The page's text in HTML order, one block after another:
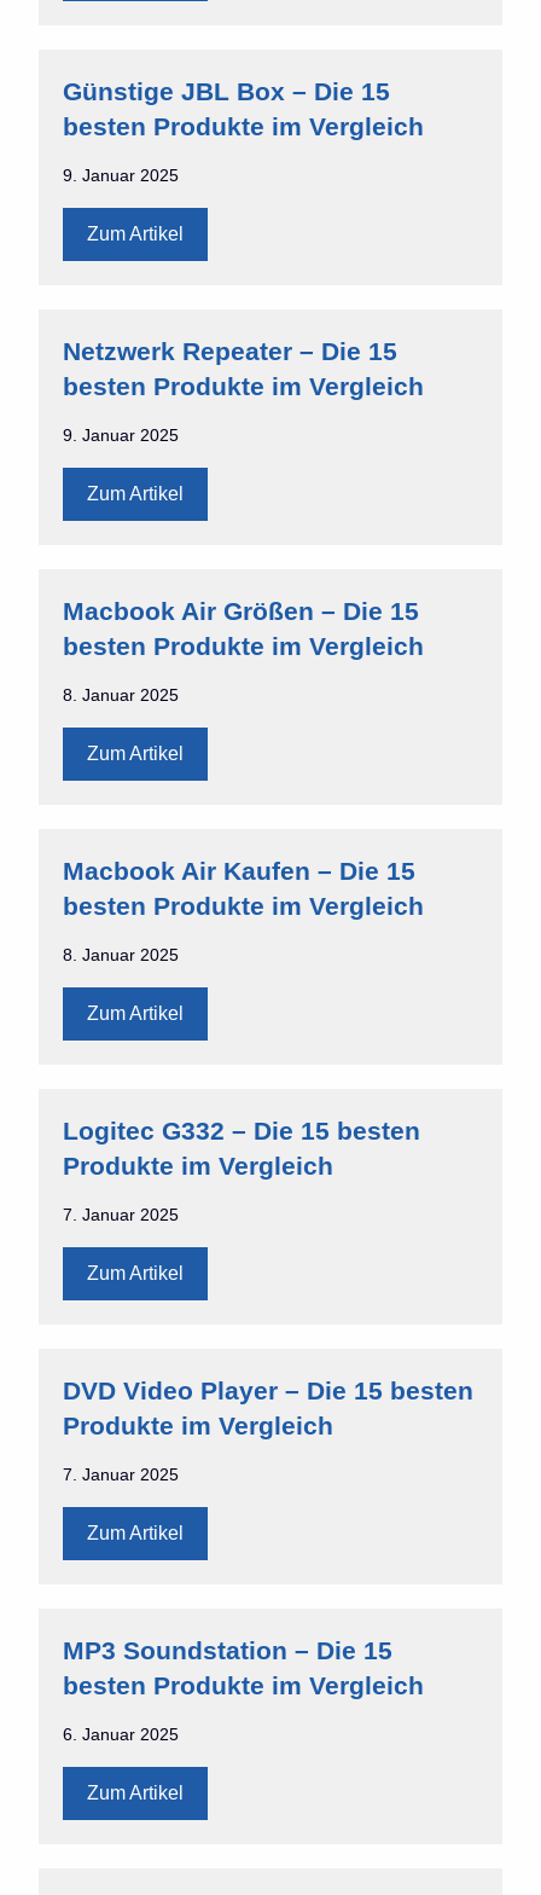
Günstige JBL Box – Die 15
besten Produkte im Vergleich
9. Januar 2025
Zum Artikel
Netzwerk Repeater – Die 15
besten Produkte im Vergleich
9. Januar 2025
Zum Artikel
Macbook Air Größen – Die 15
besten Produkte im Vergleich
8. Januar 2025
Zum Artikel
Macbook Air Kaufen – Die 15
besten Produkte im Vergleich
8. Januar 2025
Zum Artikel
Logitec G332 – Die 15 besten
Produkte im Vergleich
7. Januar 2025
Zum Artikel
DVD Video Player – Die 15 besten
Produkte im Vergleich
7. Januar 2025
Zum Artikel
MP3 Soundstation – Die 15
besten Produkte im Vergleich
6. Januar 2025
Zum Artikel